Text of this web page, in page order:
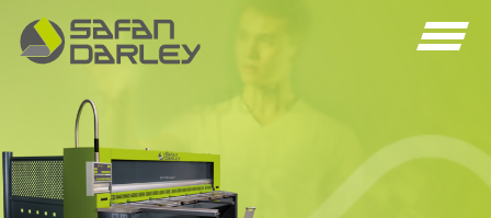
Spring
naar
navigatie
Spring
naar
inhoud